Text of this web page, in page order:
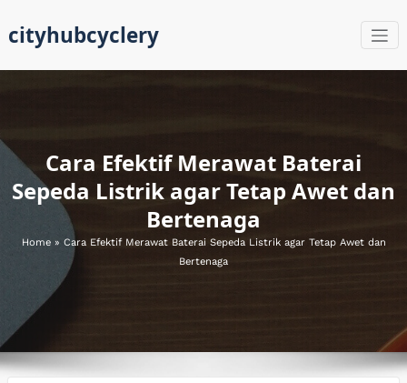
content
cityhubcyclery
Cara Efektif Merawat Baterai
Sepeda Listrik agar Tetap Awet dan
Bertenaga
Home» Cara Efektif Merawat Baterai Sepeda Listrik agar Tetap Awet dan
Bertenaga